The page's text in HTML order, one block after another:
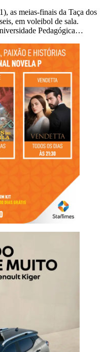
as meias-finais da Taça dos
em voleibol de sala.
Pedagógica…